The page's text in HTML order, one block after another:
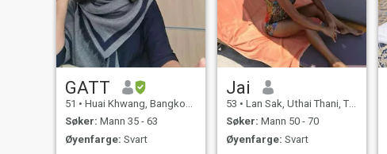
GATT
51 • Huai Khwang, Bangkok, Thailand
Søker: Mann 35 - 63
Øyenfarge: Svart
Jai
53 • Lan Sak, Uthai Thani, Thailand
Søker: Mann 50 - 70
Øyenfarge: Svart